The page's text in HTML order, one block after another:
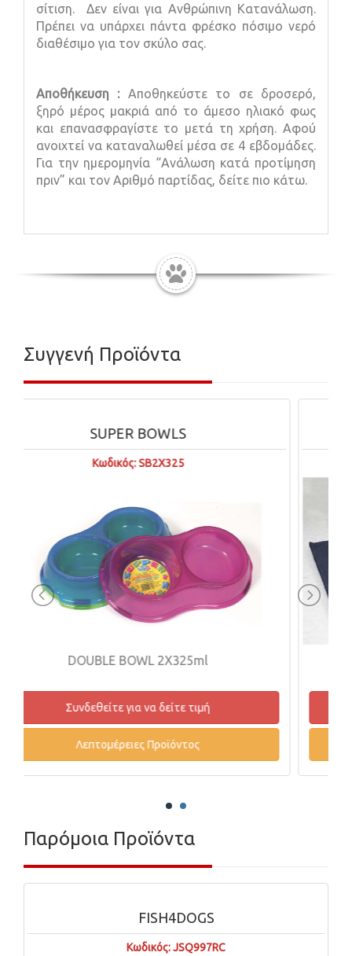
σίτιση. Δεν είναι για Ανθρώπινη Κατανάλωση.
Πρέπει να υπάρχει πάντα φρέσκο πόσιμο νερό
διαθέσιμο για τον σκύλο σας.
Αποθήκευση : Αποθηκεύστε το σε δροσερό,
ξηρό μέρος μακριά από το άμεσο ηλιακό φως
και επανασφραγίστε το μετά τη χρήση. Αφού
ανοιχτεί να καταναλωθεί μέσα σε 4 εβδομάδες.
Για την ημερομηνία “Ανάλωση κατά προτίμηση
πριν” και τον Αριθμό παρτίδας, δείτε πιο κάτω.
Συγγενή Προϊόντα
ΣΤΡΩΜΑ ΜΕ ΚΑΛΥΜΜΑ ΑΠΛΟ Νο4
Συνδεθείτε για να δείτε τιμή
Λεπτομέρειες Προϊόντος
Παρόμοια Προϊόντα
FISH4DOGS
Κωδικός: JSQ997RC